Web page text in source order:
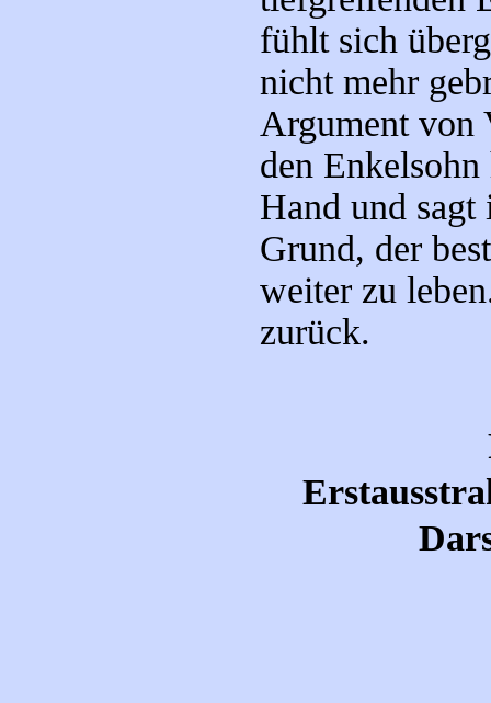
fühlt sich
nicht mehr
Argument von
den
Hand und sagt
Grund, der
weiter zu
zurück.